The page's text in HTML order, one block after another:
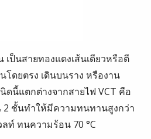
เป็นสายทองแดงเส้นเดียวหรือตี
โดยตรง เดินบนราง หรืองาน
นี้แตกต่างจากสายไฟ VCT คือ
ชั้นทำให้มีความทนทานสูงกว่า
ท์ ทนความร้อน 70 °C